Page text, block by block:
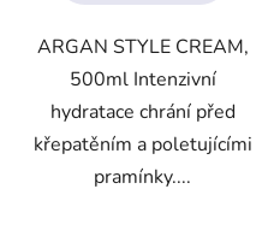
ARGAN STYLE CREAM,
500ml Intenzivní
hydratace chrání před
křepatěním a poletujícími
pramínky....